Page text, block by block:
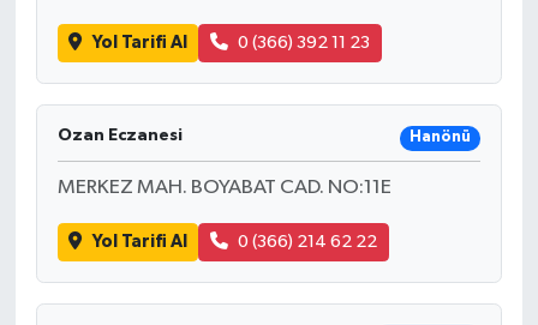
Yol Tarifi Al 0 (366) 392 11 23
Ozan Eczanesi Hanönü
MERKEZ MAH. BOYABAT CAD. NO:11E
Yol Tarifi Al 0 (366) 214 62 22